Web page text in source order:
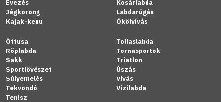
Evezés
Jégkorong
Kajak-kenu
Kosárlabda
Labdarúgás
Ökölvívás
Öttusa
Röplabda
Sakk
Sportlövészet
Súlyemelés
Tekvondó
Tenisz
Tollaslabda
Tornasportok
Triatlon
Úszás
Vívás
Vízilabda